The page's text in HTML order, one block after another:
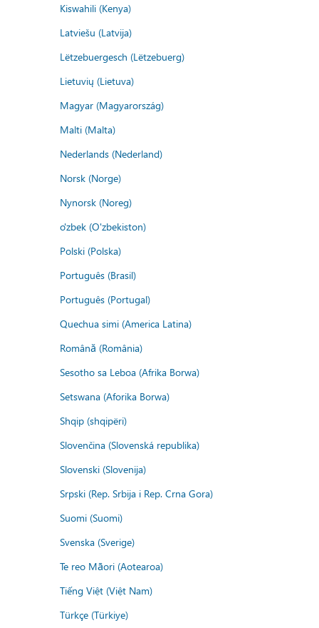
Kiswahili (Kenya)
Latviešu (Latvija)
Lëtzebuergesch (Lëtzebuerg)
Lietuvių (Lietuva)
Magyar (Magyarország)
Malti (Malta)
Nederlands (Nederland)
Norsk (Norge)
Nynorsk (Noreg)
o'zbek (O'zbekiston)
Polski (Polska)
Português (Brasil)
Português (Portugal)
Quechua simi (America Latina)
Română (România)
Sesotho sa Leboa (Afrika Borwa)
Setswana (Aforika Borwa)
Shqip (shqipëri)
Slovenčina (Slovenská republika)
Slovenski (Slovenija)
Srpski (Rep. Srbija i Rep. Crna Gora)
Suomi (Suomi)
Svenska (Sverige)
Te reo Māori (Aotearoa)
Tiếng Việt (Việt Nam)
Türkçe (Türkiye)